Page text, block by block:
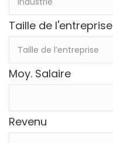
Taille de l'entreprise
Moy. Salaire
Revenu